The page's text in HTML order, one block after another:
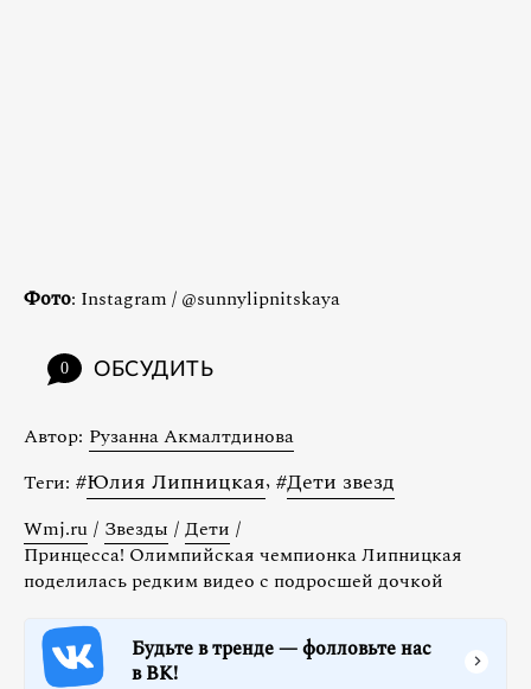
Фото: Instagram / @sunnylipnitskaya
0 ОБСУДИТЬ
Автор: Рузанна Акмалтдинова
Теги: #Юлия Липницкая, #Дети звезд
Wmj.ru / Звезды / Дети /
Принцесса! Олимпийская чемпионка Липницкая
поделилась редким видео с подросшей дочкой
Будьте в тренде — фолловьте нас
в ВК!